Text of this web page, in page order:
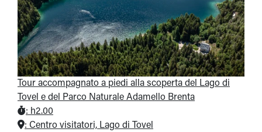
Tour accompagnato a piedi alla scoperta del Lago di
Tovel e del Parco Naturale Adamello Brenta
: h2.00
: Centro visitatori, Lago di Tovel